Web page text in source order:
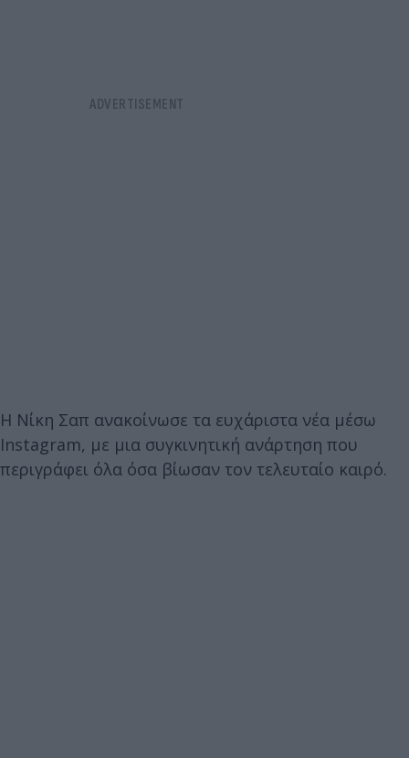
Η Νίκη Σαπ ανακοίνωσε τα ευχάριστα νέα μέσω
Instagram, με μια συγκινητική ανάρτηση που
περιγράφει όλα όσα βίωσαν τον τελευταίο καιρό.